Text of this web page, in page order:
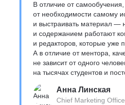
В отличие от самообучения,
от необходимости самому
и выстраивать материал —
и содержанием работают
и редакторов, которые уже
А в отличие от ментора,
не зависит от одного
на тысячах студентов и
Анна Линская
Chief Marketing